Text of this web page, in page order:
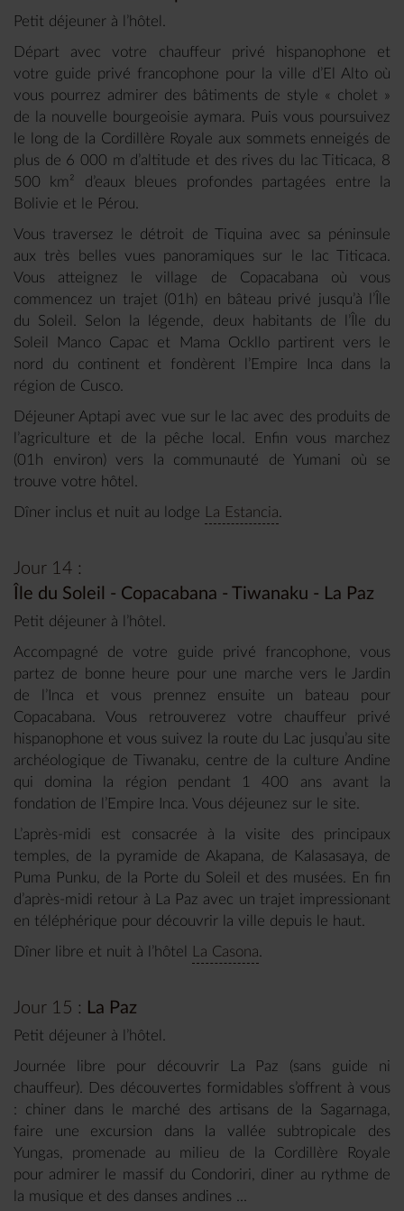
Petit déjeuner à l’hôtel.
Départ avec votre chauffeur privé hispanophone et
votre guide privé francophone pour la ville d’El Alto où
vous pourrez admirer des bâtiments de style « cholet »
de la nouvelle bourgeoisie aymara. Puis vous poursuivez
le long de la Cordillère Royale aux sommets enneigés de
plus de 6 000 m d’altitude et des rives du lac Titicaca, 8
500 km² d’eaux bleues profondes partagées entre la
Bolivie et le Pérou.
Vous traversez le détroit de Tiquina avec sa péninsule
aux très belles vues panoramiques sur le lac Titicaca.
Vous atteignez le village de Copacabana où vous
commencez un trajet (01h) en bâteau privé jusqu’à l’Île
du Soleil. Selon la légende, deux habitants de l’Île du
Soleil Manco Capac et Mama Ockllo partirent vers le
nord du continent et fondèrent l’Empire Inca dans la
région de Cusco.
Déjeuner Aptapi avec vue sur le lac avec des produits de
l’agriculture et de la pêche local. Enfin vous marchez
(01h environ) vers la communauté de Yumani où se
trouve votre hôtel.
Dîner inclus et nuit au lodge
La Estancia
Jour 14 :
Île du Soleil - Copacabana - Tiwanaku - La Paz
Petit déjeuner à l’hôtel.
Accompagné de votre guide privé francophone, vous
partez de bonne heure pour une marche vers le Jardin
de l’Inca et vous prennez ensuite un bateau pour
Copacabana. Vous retrouverez votre chauffeur privé
hispanophone et vous suivez la route du Lac jusqu’au site
archéologique de Tiwanaku, centre de la culture Andine
qui domina la région pendant 1 400 ans avant la
fondation de l’Empire Inca. Vous déjeunez sur le site.
L’après-midi est consacrée à la visite des principaux
temples, de la pyramide de Akapana, de Kalasasaya, de
Puma Punku, de la Porte du Soleil et des musées. En fin
d’après-midi retour à La Paz avec un trajet impressionant
en téléphérique pour découvrir la ville depuis le haut.
Dîner libre et nuit à l’hôtel
La Casona
Jour 15 : La Paz
Petit déjeuner à l’hôtel.
Journée libre pour découvrir La Paz (sans guide ni
chauffeur). Des découvertes formidables s’offrent à vous
: chiner dans le marché des artisans de la Sagarnaga,
faire une excursion dans la vallée subtropicale des
Yungas, promenade au milieu de la Cordillère Royale
pour admirer le massif du Condoriri, diner au rythme de
la musique et des danses andines ...